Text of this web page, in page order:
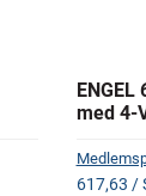
med 4-
617,63 /